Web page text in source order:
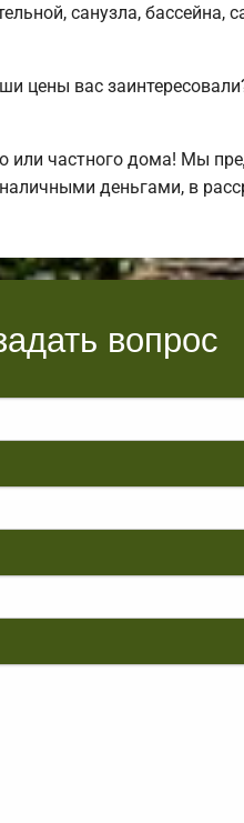
санузла, бассейна,
цены вас
или частного дома! Мы
деньгами, в
вопрос